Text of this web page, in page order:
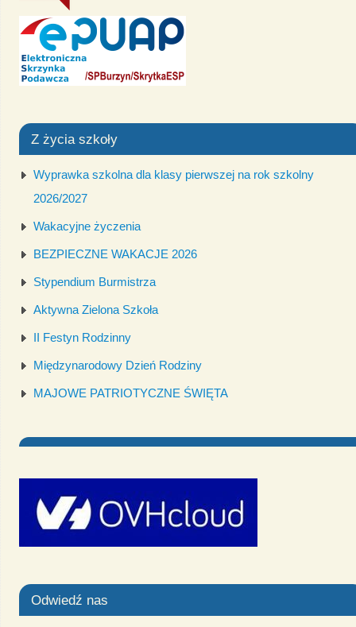
Z życia szkoły
Wyprawka szkolna dla klasy pierwszej na rok szkolny
2026/2027
Wakacyjne życzenia
BEZPIECZNE WAKACJE 2026
Stypendium Burmistrza
Aktywna Zielona Szkoła
II Festyn Rodzinny
Międzynarodowy Dzień Rodziny
MAJOWE PATRIOTYCZNE ŚWIĘTA
Odwiedź nas